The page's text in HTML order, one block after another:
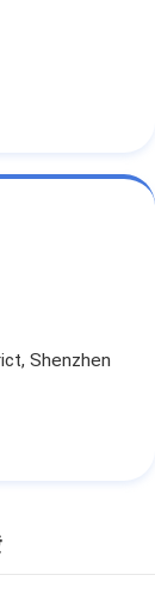
Shenzhen